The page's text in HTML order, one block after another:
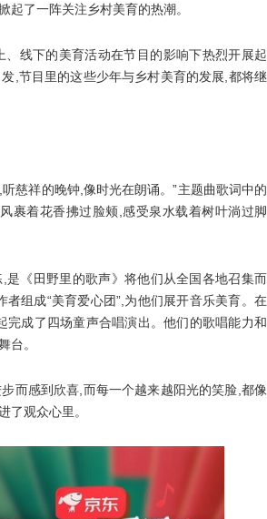
了一阵关注乡村美育的热潮。
线下的美育活动在节目的影响下热烈开展起
,节目里的这些少年与乡村美育的发展,都将继
祥的晚钟,像时光在朗诵。”主题曲歌词中的
裹着花香拂过脸颊,感受泉水载着树叶淌过脚
《田野里的歌声》将他们从全国各地召集而
组成“美育爱心团”,为他们展开音乐美育。在
成了四场童声合唱演出。他们的歌唱能力和
台。
感到欣喜,而每一个越来越阳光的笑脸,都像
了观众心里。